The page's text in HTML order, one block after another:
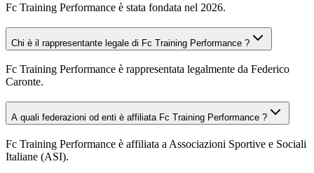
Fc Training Performance è stata fondata nel 2026.
Chi è il rappresentante legale di Fc Training Performance ?
Fc Training Performance è rappresentata legalmente da Federico
Caronte.
A quali federazioni od enti è affiliata Fc Training Performance ?
Fc Training Performance è affiliata a Associazioni Sportive e Sociali
Italiane (ASI).